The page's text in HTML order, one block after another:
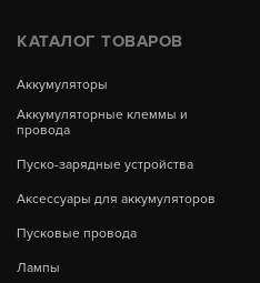
КАТАЛОГ ТОВАРОВ
Аккумуляторы
Аккумуляторные клеммы и
провода
Пуско-зарядные устройства
Аксессуары для аккумуляторов
Пусковые провода
Лампы